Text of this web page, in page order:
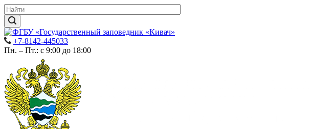
+7-8142-445033
Пн. – Пт.: с 9:00 до 18:00